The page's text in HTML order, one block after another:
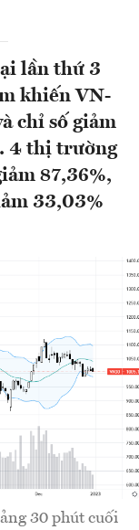
lần thứ 3
khiến VN-
chỉ số giảm
4 thị trường
87,36%,
33,03%
30 phút cuối